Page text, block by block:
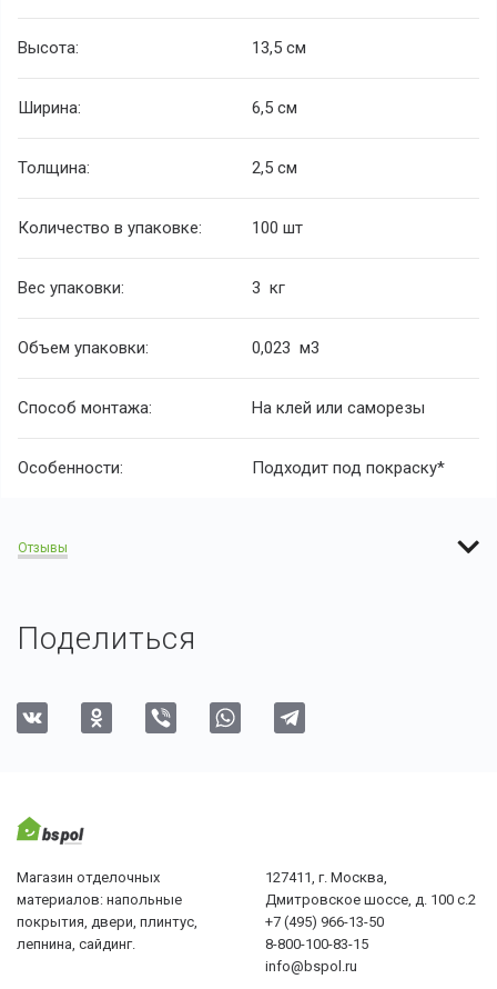
Высота: 13,5 см
Ширина: 6,5 см
Толщина: 2,5 см
Количество в упаковке: 100 шт
Вес упаковки: 3 кг
Объем упаковки: 0,023 м3
Способ монтажа: На клей или саморезы
Особенности: Подходит под покраску*
Отзывы
Поделиться
Магазин отделочных
материалов: напольные
покрытия, двери, плинтус,
лепнина, сайдинг.
127411, г. Москва,
Дмитровское шоссе, д. 100 с.2
+7 (495) 966-13-50
8-800-100-83-15
info@bspol.ru